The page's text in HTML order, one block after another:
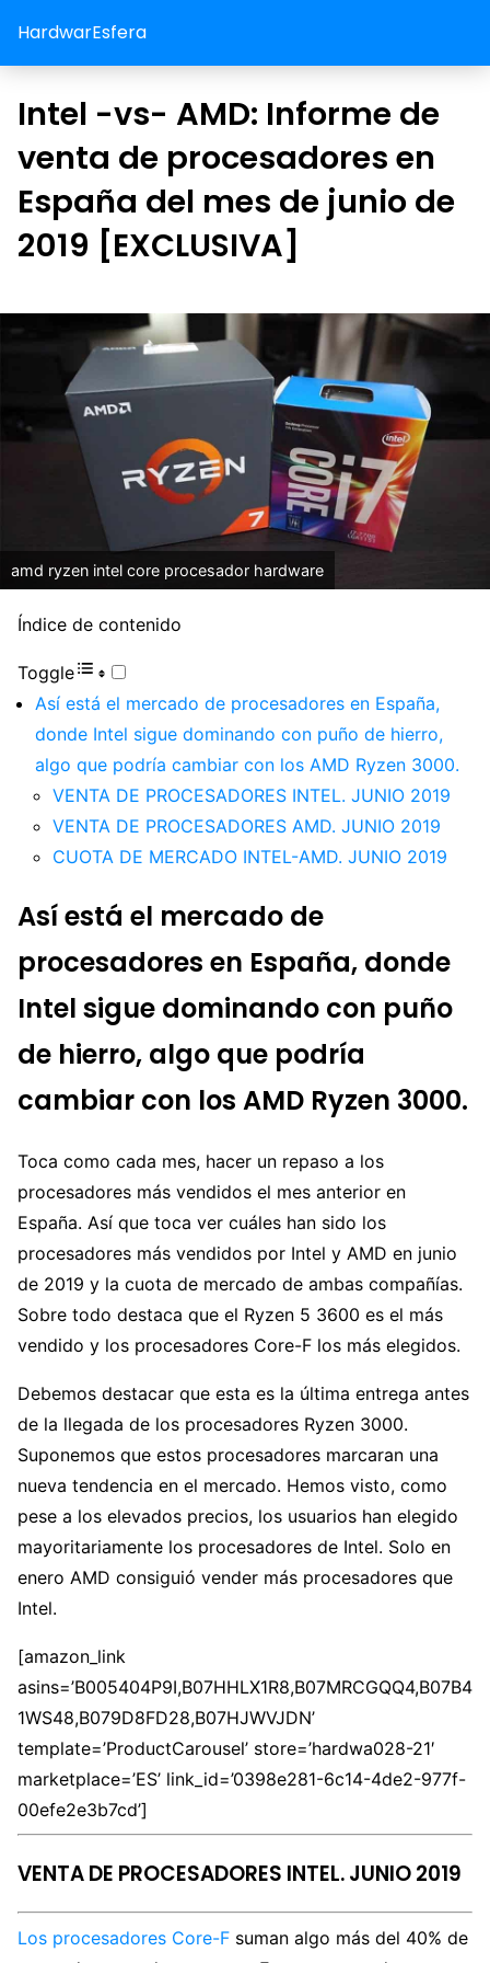
HardwarEsfera
Intel -vs- AMD: Informe de
venta de procesadores en
España del mes de junio de
2019 [EXCLUSIVA]
amd ryzen intel core procesador hardware
Índice de contenido
Toggle
Así está el mercado de procesadores en España,
donde Intel sigue dominando con puño de hierro,
algo que podría cambiar con los AMD Ryzen 3000.
VENTA DE PROCESADORES INTEL. JUNIO 2019
VENTA DE PROCESADORES AMD. JUNIO 2019
CUOTA DE MERCADO INTEL-AMD. JUNIO 2019
Así está el mercado de
procesadores en España, donde
Intel sigue dominando con puño
de hierro, algo que podría
cambiar con los AMD Ryzen 3000.
Toca como cada mes, hacer un repaso a los
procesadores más vendidos el mes anterior en
España. Así que toca ver cuáles han sido los
procesadores más vendidos por Intel y AMD en junio
de 2019 y la cuota de mercado de ambas compañías.
Sobre todo destaca que el Ryzen 5 3600 es el más
vendido y los procesadores Core-F los más elegidos.
Debemos destacar que esta es la última entrega antes
de la llegada de los procesadores Ryzen 3000.
Suponemos que estos procesadores marcaran una
nueva tendencia en el mercado. Hemos visto, como
pese a los elevados precios, los usuarios han elegido
mayoritariamente los procesadores de Intel. Solo en
enero AMD consiguió vender más procesadores que
Intel.
[amazon_link
asins=’B005404P9I,B07HHLX1R8,B07MRCGQQ4,B07B4
1WS48,B079D8FD28,B07HJWVJDN’
template=’ProductCarousel’ store=’hardwa028-21′
marketplace=’ES’ link_id=’0398e281-6c14-4de2-977f-
00efe2e3b7cd’]
VENTA DE PROCESADORES INTEL. JUNIO 2019
Los procesadores Core-F suman algo más del 40% de